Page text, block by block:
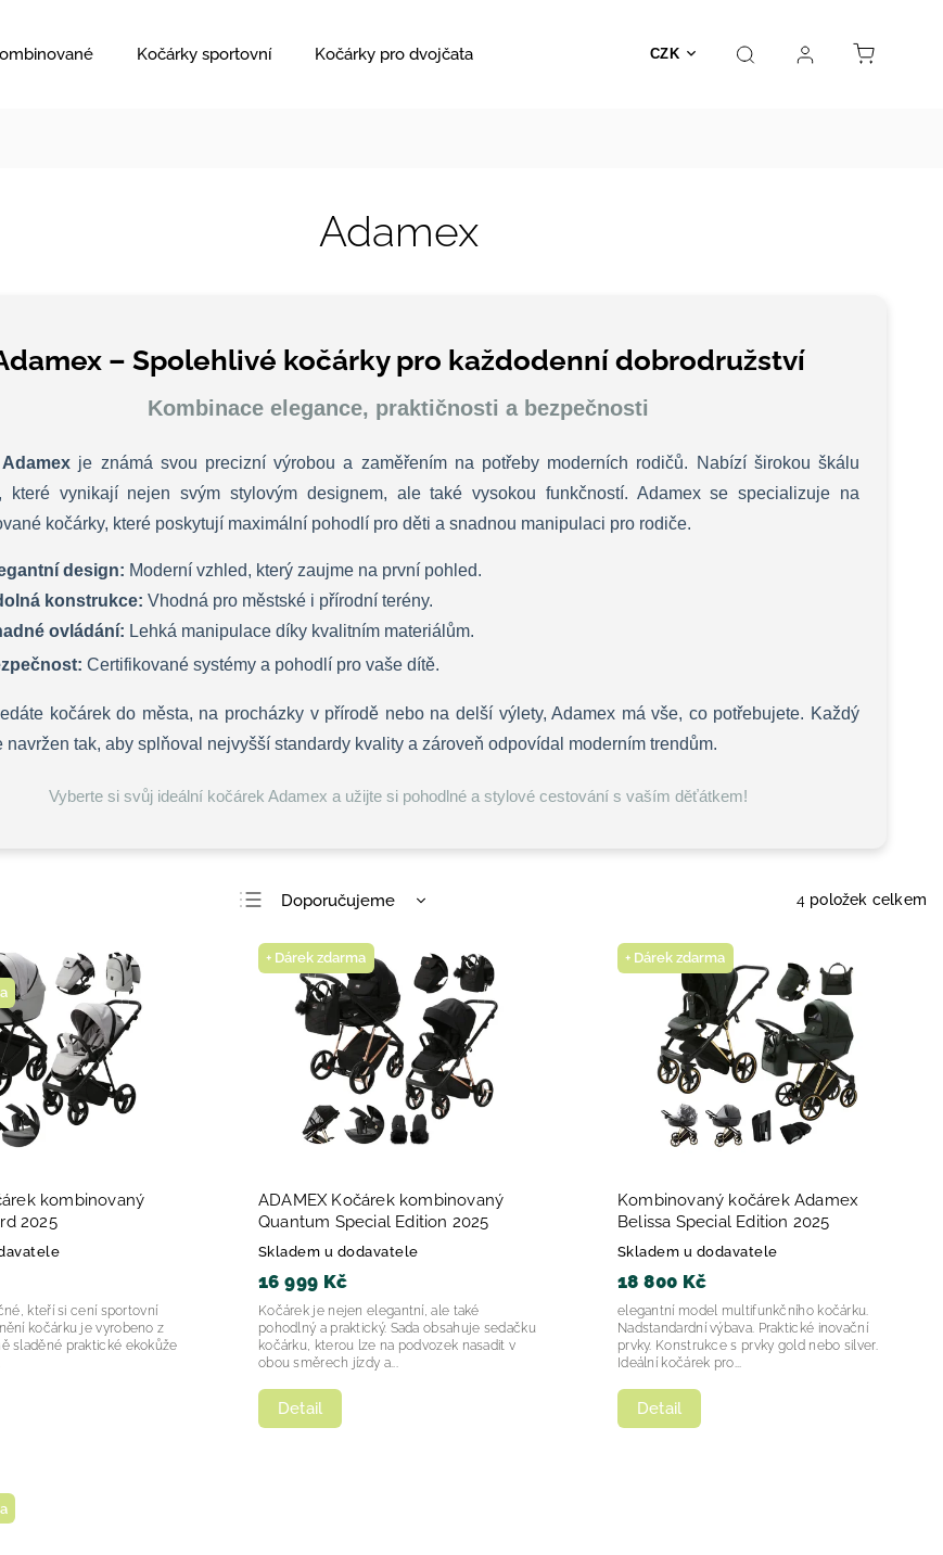
CZK
Kočárky sportovní Kočárky pro dvojčata Hračky Prodejna Kontakt
Adamex
– Spolehlivé kočárky pro každodenní dobrodružství
Kombinace elegance, praktičnosti a bezpečnosti
Adamex je známá svou precizní výrobou a zaměřením na potřeby moderních rodičů. Nabízí širokou škálu
které vynikají nejen svým stylovým designem, ale také vysokou funkčností. Adamex se specializuje na
kočárky, které poskytují maximální pohodlí pro děti a snadnou manipulaci pro rodiče.
design: Moderní vzhled, který zaujme na první pohled.
konstrukce: Vhodná pro městské i přírodní terény.
ovládání: Lehká manipulace díky kvalitním materiálům.
Certifikované systémy a pohodlí pro vaše dítě.
kočárek do města, na procházky v přírodě nebo na delší výlety, Adamex má vše, co potřebujete. Každý
navržen tak, aby splňoval nejvyšší standardy kvality a zároveň odpovídal moderním trendům.
Vyberte si svůj ideální kočárek Adamex a užijte si pohodlné a stylové cestování s vaším děťátkem!
Doporučujeme
Nejdražší
Nejprodávanější
Abecedně
4položek celkem
kombinovaný
2025
kteří si cení sportovní
kočárku je vyrobeno z
sladěné praktické ekokůže
+ Dárek zdarma
ADAMEX Kočárek kombinovaný
Quantum Special Edition 2025
Skladem u dodavatele
16 999 Kč
Detail
Kočárek je nejen elegantní, ale také
pohodlný a praktický. Sada obsahuje sedačku
kočárku, kterou lze na podvozek nasadit v
obou směrech jízdy a...
+ Dárek zdarma
Kombinovaný kočárek Adamex
Belissa Special Edition 2025
Skladem u dodavatele
18 800 Kč
Detail
elegantní model multifunkčního kočárku.
Nadstandardní výbava. Praktické inovační
prvky. Konstrukce s prvky gold nebo silver.
Ideální kočárek pro...